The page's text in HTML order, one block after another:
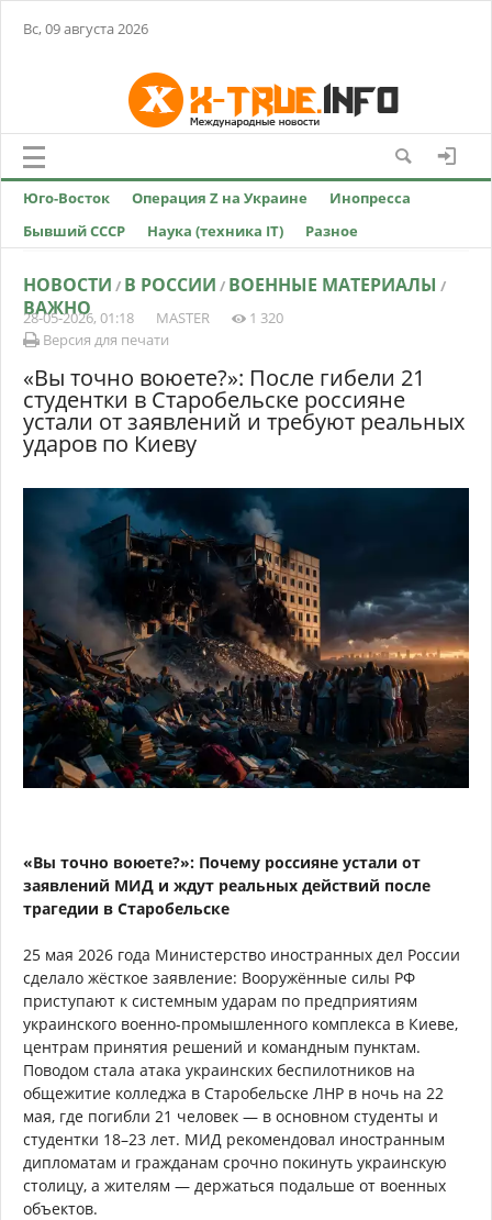
Вс, 09 августа 2026
Юго-Восток Операция Z на Украине
Инопресса
Бывший СССР
Наука (техника IT) Разное
НОВОСТИ / В РОССИИ / ВОЕННЫЕ МАТЕРИАЛЫ /
ВАЖНО
28-05-2026, 01:18 MASTER
1 320
Версия для печати
«Вы точно воюете?»: После гибели 21
студентки в Старобельске россияне
устали от заявлений и требуют реальных
ударов по Киеву
«Вы точно воюете?»: Почему россияне устали от
заявлений МИД и ждут реальных действий после
трагедии в Старобельске
25 мая 2026 года Министерство иностранных дел России
сделало жёсткое заявление: Вооружённые силы РФ
приступают к системным ударам по предприятиям
украинского военно-промышленного комплекса в Киеве,
центрам принятия решений и командным пунктам.
Поводом стала атака украинских беспилотников на
общежитие колледжа в Старобельске ЛНР в ночь на 22
мая, где погибли 21 человек — в основном студенты и
студентки 18–23 лет. МИД рекомендовал иностранным
дипломатам и гражданам срочно покинуть украинскую
столицу, а жителям — держаться подальше от военных
объектов.